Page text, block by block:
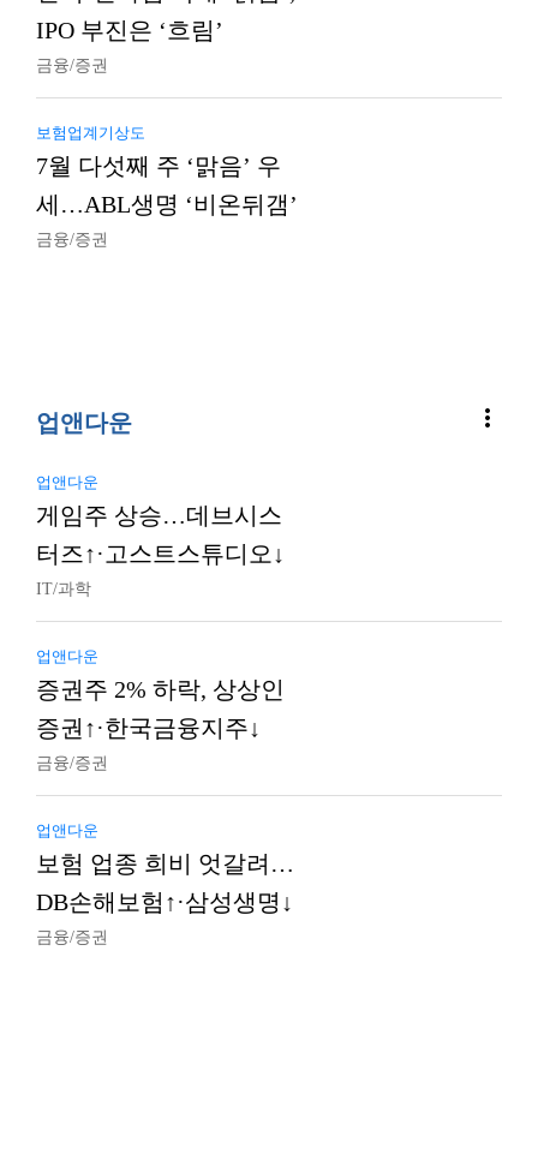
IPO 부진은 ‘흐림’
금융/증권
보험업계기상도
7월 다섯째 주 ‘맑음’ 우
세…ABL생명 ‘비온뒤갬’
금융/증권
업앤다운 more_vert
업앤다운
게임주 상승…데브시스
터즈↑·고스트스튜디오↓
IT/과학
업앤다운
증권주 2% 하락, 상상인
증권↑·한국금융지주↓
금융/증권
업앤다운
보험 업종 희비 엇갈려…
DB손해보험↑·삼성생명↓
금융/증권